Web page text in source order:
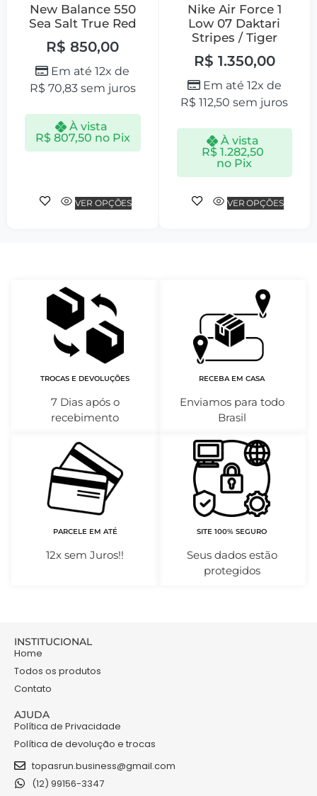
New Balance 550
Sea Salt True Red
R$ 850,00
Em até 12x de
R$ 70,83sem juros
À vista
R$807,50 no Pix
VER OPÇÕES
Nike Air Force 1
Low 07 Daktari
Stripes / Tiger
R$ 1.350,00
Em até 12x de
R$ 112,50 sem juros
À vista
R$ 1.282,50
no Pix
VER OPÇÕES
TROCAS E DEVOLUÇÕES
7 Dias após o
recebimento
RECEBA EM CASA
Enviamos para todo
Brasil
PARCELE EM ATÉ
12x sem Juros!!
SITE 100% SEGURO
Seus dados estão
protegidos
INSTITUCIONAL
Home
Todos os produtos
Contato
AJUDA
Política de Privacidade
Política de devolução e trocas
topasrun.business@gmail.com
(12) 99156-3347